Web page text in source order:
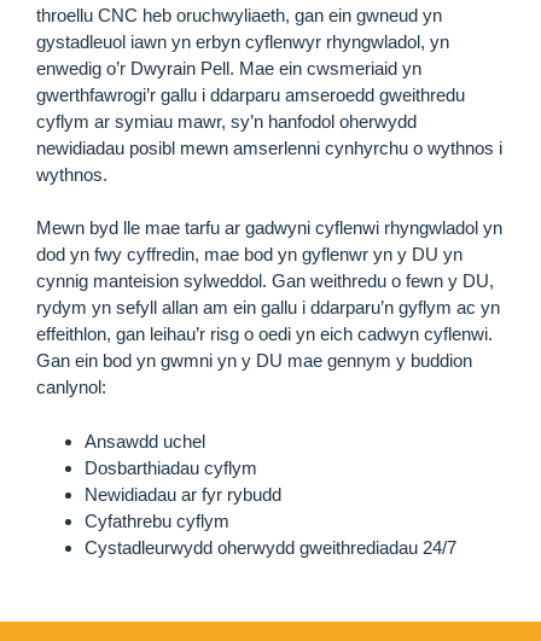
throellu CNC heb oruchwyliaeth, gan ein gwneud yn
gystadleuol iawn yn erbyn cyflenwyr rhyngwladol, yn
enwedig o’r Dwyrain Pell. Mae ein cwsmeriaid yn
gwerthfawrogi’r gallu i ddarparu amseroedd gweithredu
cyflym ar symiau mawr, sy’n hanfodol oherwydd
newidiadau posibl mewn amserlenni cynhyrchu o wythnos i
wythnos.
Mewn byd lle mae tarfu ar gadwyni cyflenwi rhyngwladol yn
dod yn fwy cyffredin, mae bod yn gyflenwr yn y DU yn
cynnig manteision sylweddol. Gan weithredu o fewn y DU,
rydym yn sefyll allan am ein gallu i ddarparu’n gyflym ac yn
effeithlon, gan leihau’r risg o oedi yn eich cadwyn cyflenwi.
Gan ein bod yn gwmni yn y DU mae gennym y buddion
canlynol:
Ansawdd uchel
Dosbarthiadau cyflym
Newidiadau ar fyr rybudd
Cyfathrebu cyflym
Cystadleurwydd oherwydd gweithrediadau 24/7